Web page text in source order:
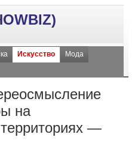
Искусство
Мода
на
—